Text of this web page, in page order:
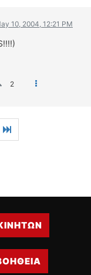
10, 2004, 12:21 PM
2